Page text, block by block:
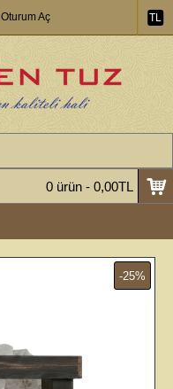
TL
Oturum Aç
0 ürün - 0,00TL
-25%